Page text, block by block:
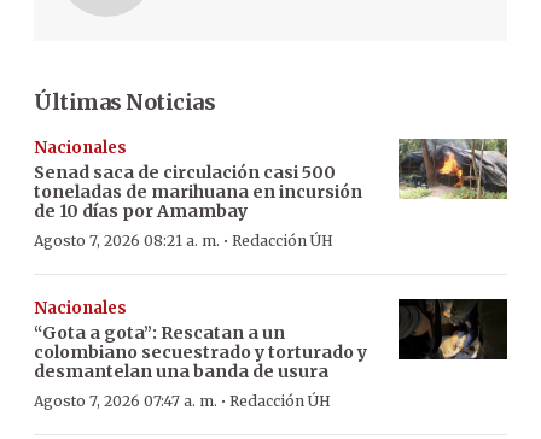
Últimas Noticias
Nacionales
Senad saca de circulación casi 500
toneladas de marihuana en incursión
de 10 días por Amambay
Agosto 7, 2026 08:21 a. m. · Redacción ÚH
Nacionales
“Gota a gota”: Rescatan a un
colombiano secuestrado y torturado y
desmantelan una banda de usura
Agosto 7, 2026 07:47 a. m. · Redacción ÚH